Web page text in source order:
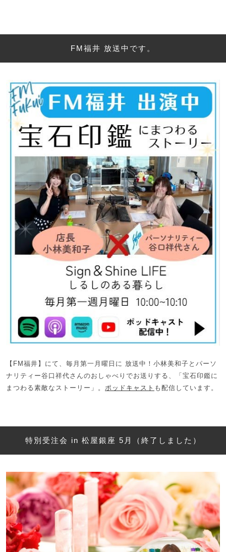
FM福井 放送中です。
【FM福井】にて、毎月第一月曜日に 放送中！小林美和子とパーソ
ナリティー谷口祥代さんのおしゃべりでお送りする、「宝石印鑑に
まつわる素敵なストーリー」。 ポッドキャスト も配信しています。
特別受注会 in 松屋銀座 5月（終了しました）